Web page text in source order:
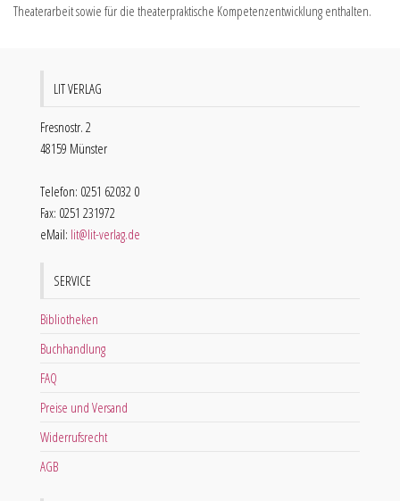
Theaterarbeit sowie für die theaterpraktische Kompetenzentwicklung enthalten.
LIT VERLAG
Fresnostr. 2
48159 Münster
Telefon: 0251 62032 0
Fax: 0251 231972
eMail: lit@lit-verlag.de
SERVICE
Bibliotheken
Buchhandlung
FAQ
Preise und Versand
Widerrufsrecht
AGB